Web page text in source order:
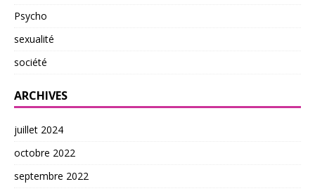
Psycho
sexualité
société
ARCHIVES
juillet 2024
octobre 2022
septembre 2022